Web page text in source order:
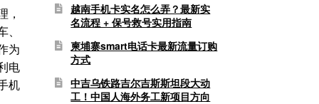
，
为
电
机
越南手机卡实名怎么弄？最新实
名流程 + 保号救号实用指南
柬埔寨smart电话卡最新流量订购
方式
中吉乌铁路吉尔吉斯斯坦段大动
工！中国人海外务工新项目方向